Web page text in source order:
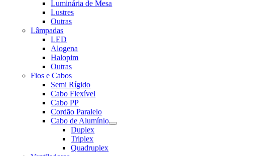
Luminária de Mesa
Lustres
Outras
Lâmpadas
LED
Alogena
Halopim
Outras
Fios e Cabos
Semi Rígido
Cabo Flexível
Cabo PP
Cordão Paralelo
Cabo de Alumínio
Duplex
Triplex
Quadruplex